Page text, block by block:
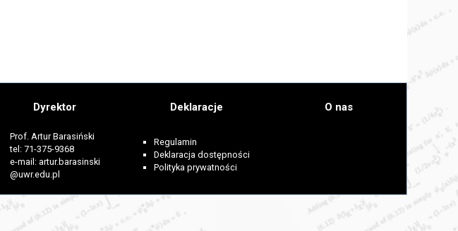
Dyrektor
Prof. Artur Barasiński
tel: 71-375-9368
e-mail: artur.barasinski
@uwr.edu.pl
Deklaracje
Regulamin
Deklaracja dostępności
Polityka prywatności
O nas